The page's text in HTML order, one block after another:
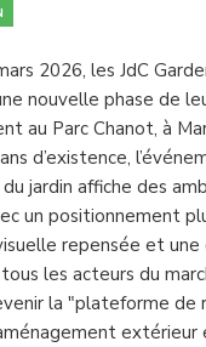
2026, les JdC
nouvelle phase de
au Parc Chanot, à
d’existence,
jardin affiche des
un positionnement
repensée et une
les acteurs du
la "plateforme de
extérieur